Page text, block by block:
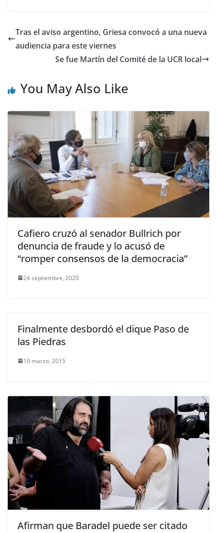
Tras el aviso argentino, Griesa convocó a una nueva
audiencia para este viernes
Se fue Martín del Comité de la UCR local
You May Also Like
Cafiero cruzó al senador Bullrich por
denuncia de fraude y lo acusó de
“romper consensos de la democracia”
24 septiembre, 2020
Finalmente desbordó el dique Paso de
las Piedras
19 marzo, 2015
Afirman que Baradel puede ser citado